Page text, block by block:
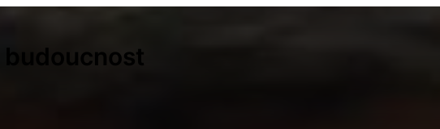
budoucnost